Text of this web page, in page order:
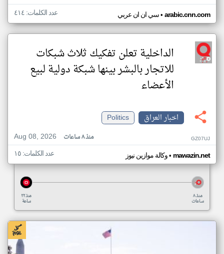
سي ان ان عربي• arabic.cnn.com عدد الكلمات: ٤١٤
الداخلية تعلن تفكيك ثلاث شبكات
للاتجار بالبشر بينها شبكة دولية لبيع
الأعضاء
اخبار العراق
Politics
Aug 08, 2026
منذ ٨ ساعات GZ07UJ
وكالة موازين نيوز• mawazin.net عدد الكلمات: ١٥
منذ ٢٢
ساعة
منذ ٨
ساعات